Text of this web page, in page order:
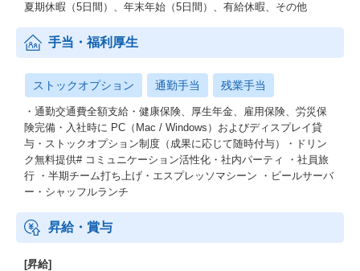
夏期休暇（5日間）、年末年始（5日間）、有給休暇、その他
手当・福利厚生
ストックオプション 通勤手当 残業手当
・通勤交通費全額支給・健康保険、厚生年金、雇用保険、労災保
険完備・入社時に PC（Mac / Windows）およびディスプレイ貸
与・ストックオプション制度（成果に応じて随時付与）・ドリン
ク無料提供# コミュニケーション活性化・社内パーティ ・社員旅
行 ・半期チーム打ち上げ・エスプレッソマシーン ・ビールサーバ
ー・シャッフルランチ
昇給・賞与
[昇給]